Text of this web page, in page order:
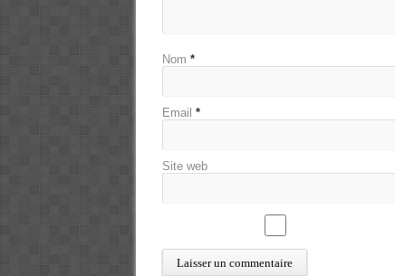
Nom *
Email *
Site web